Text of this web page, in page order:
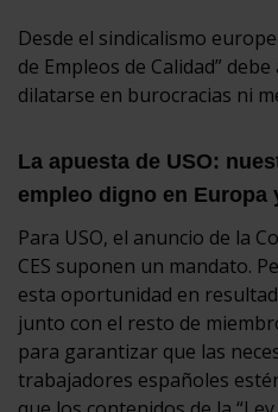
Desde el sindicalismo
de Empleos de Calidad”
dilatarse en burocracias ni
La apuesta de USO:
empleo digno en Europa
Para USO, el anuncio de la
CES suponen un mandato.
esta oportunidad en
junto con el resto de
para garantizar que las
trabajadores españoles